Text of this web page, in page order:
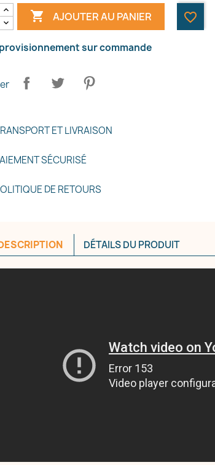
 AJOUTER AU PANIER favorite_border
sur commande
ET LIVRAISON
SÉCURISÉ
DE RETOURS
DÉTAILS DU PRODUIT
liste d'envies